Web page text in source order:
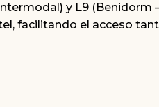
y L9 (Benidorm
facilitando el acceso